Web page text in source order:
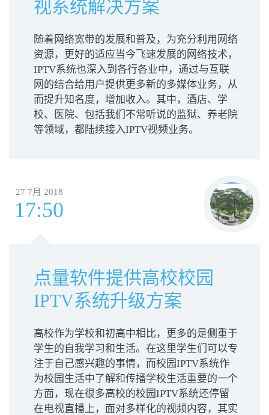
视系统解决方案
随着网络宽带的发展和普及，为充分利用网络
资源，更好的适应当今飞速发展的网络技术，
IPTV系统也深入到各行各业中，通过与互联
网的结合给用户提供更多新的多媒体业务，从
而提升知名度，增加收入。其中，酒店、学
校、医院、包括我们不常听说的监狱、养老院
等领域，都陆续接入IPTV视频业务。
27 7月 2018
17:50
点量软件提供高校校园
IPTV系统升级方案
高校作为学校和初高中相比，更多的是侧重于
学生的自我学习和生活。在这里学生们可以专
注于自己感兴趣的事情，而校园IPTV系统作
为校园生活中了解和传播学校生活重要的一个
方面，现在很多高校的校园IPTV系统还停留
在电视直播上，面对多样化的视频内容，其实